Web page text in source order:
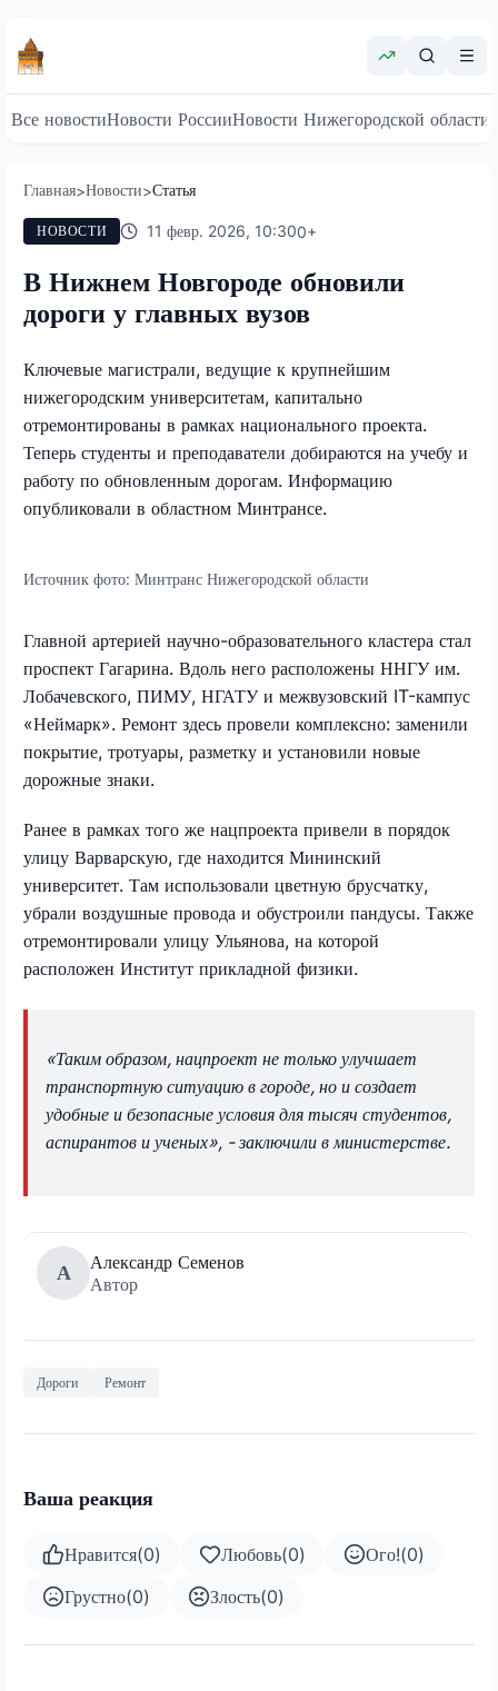
Все новостиНовости РоссииНовости Нижегородской области
Главная>Новости>Статья
НОВОСТИ 11 февр. 2026, 10:300+
В Нижнем Новгороде обновили
дороги у главных вузов
Ключевые магистрали, ведущие к крупнейшим
нижегородским университетам, капитально
отремонтированы в рамках национального проекта.
Теперь студенты и преподаватели добираются на учебу и
работу по обновленным дорогам. Информацию
опубликовали в областном Минтрансе.
Источник фото: Минтранс Нижегородской области
Главной артерией научно-образовательного кластера стал
проспект Гагарина. Вдоль него расположены ННГУ им.
Лобачевского, ПИМУ, НГАТУ и межвузовский IT-кампус
«Неймарк». Ремонт здесь провели комплексно: заменили
покрытие, тротуары, разметку и установили новые
дорожные знаки.
Ранее в рамках того же нацпроекта привели в порядок
улицу Варварскую, где находится Мининский
университет. Там использовали цветную брусчатку,
убрали воздушные провода и обустроили пандусы. Также
отремонтировали улицу Ульянова, на которой
расположен Институт прикладной физики.
«Таким образом, нацпроект не только улучшает
транспортную ситуацию в городе, но и создает
удобные и безопасные условия для тысяч студентов,
аспирантов и ученых», - заключили в министерстве.
А
Александр Семенов
Автор
Дороги Ремонт
Ваша реакция
Нравится(0) Любовь(0) Ого!(0)
Грустно(0) Злость(0)